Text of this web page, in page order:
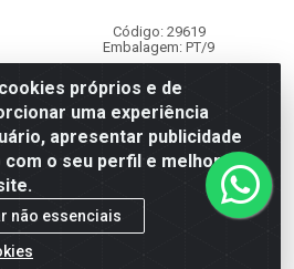
Código: 29619
Embalagem: PT/9
Faça seu login ou
cadastre-se para
ver preços e
próprios e de
uma experiência
apresentar publicidade
o seu perfil e melhorar a
não essenciais